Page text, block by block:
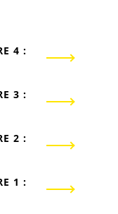
4 :
3 :
2 :
1 :